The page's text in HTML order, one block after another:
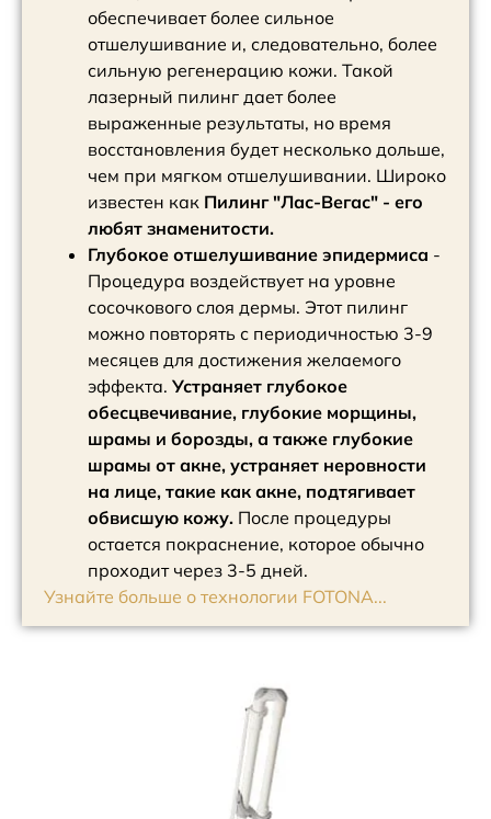
обеспечивает более сильное
отшелушивание и, следовательно, более
сильную регенерацию кожи. Такой
лазерный пилинг дает более
выраженные результаты, но время
восстановления будет несколько дольше,
чем при мягком отшелушивании. Широко
известен как Пилинг "Лас-Вегас" - его
любят знаменитости.
Глубокое отшелушивание эпидермиса -
Процедура воздействует на уровне
сосочкового слоя дермы. Этот пилинг
можно повторять с периодичностью 3-9
месяцев для достижения желаемого
эффекта. Устраняет глубокое
обесцвечивание, глубокие морщины,
шрамы и борозды, а также глубокие
шрамы от акне, устраняет неровности
на лице, такие как акне, подтягивает
обвисшую кожу. После процедуры
остается покраснение, которое обычно
проходит через 3-5 дней.
Узнайте больше о технологии FOTONA...